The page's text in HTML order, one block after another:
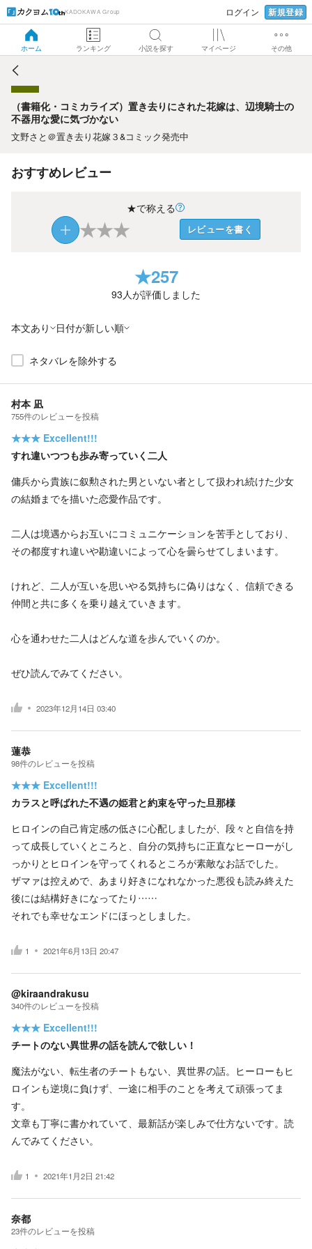
KADOKAWA Group ログイン 新規登録
ホーム ランキング 小説を探す マイページ その他
（書籍化・コミカライズ）置き去りにされた花嫁は、辺境騎
士の不器用な愛に気づかない
（書籍化・コミカライズ）置き去りにされた花嫁は、辺境騎士の
不器用な愛に気づかない
文野さと＠置き去り花嫁３&コミック発売中
おすすめレビュー
★で称える
★★★ レビューを書く
★257
93人が評価しました
本文あり 日付が新しい順
ネタバレを除外する
村本 凪
755件のレビューを投稿
★★★ Excellent!!!
すれ違いつつも歩み寄っていく二人
傭兵から貴族に叙勲された男といない者として扱われ続けた少女
の結婚までを描いた恋愛作品です。
二人は境遇からお互いにコミュニケーションを苦手としており、
その都度すれ違いや勘違いによって心を曇らせてしまいます。
けれど、二人が互いを思いやる気持ちに偽りはなく、信頼できる
仲間と共に多くを乗り越えていきます。
心を通わせた二人はどんな道を歩んでいくのか。
ぜひ読んでみてください。
2023年12月14日 03:40
蓮恭
98件のレビューを投稿
★★★ Excellent!!!
カラスと呼ばれた不遇の姫君と約束を守った旦那様
ヒロインの自己肯定感の低さに心配しましたが、段々と自信を持
って成長していくところと、自分の気持ちに正直なヒーローがし
っかりとヒロインを守ってくれるところが素敵なお話でした。
ザマァは控えめで、あまり好きになれなかった悪役も読み終えた
後には結構好きになってたり……
それでも幸せなエンドにほっとしました。
1 2021年6月13日 20:47
@kiraandrakusu
340件のレビューを投稿
★★★ Excellent!!!
チートのない異世界の話を読んで欲しい！
魔法がない、転生者のチートもない、異世界の話。ヒーローもヒ
ロインも逆境に負けず、一途に相手のことを考えて頑張ってま
す。
文章も丁寧に書かれていて、最新話が楽しみで仕方ないです。読
んでみてください。
1 2021年1月2日 21:42
奈都
23件のレビューを投稿